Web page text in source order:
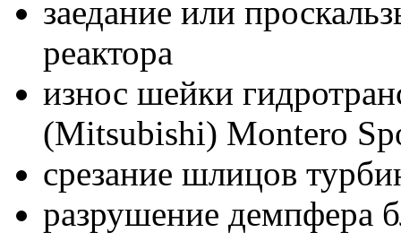
заедание или
реактора
износ шейки
(Mitsubishi) Montero
срезание шлицов
разрушение демпфера